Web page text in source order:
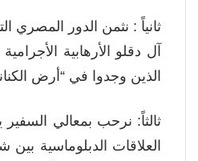
ثانياً : نثمن الدور المصري
آل دقلو الأرهابية
الذين وجدوا في “أرض
ثالثاً: نرحب بمعالي
العلاقات الدبلوماسية